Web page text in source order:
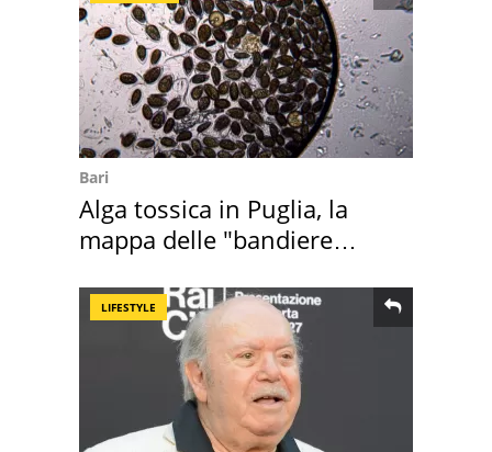
Bari
Alga tossica in Puglia, la
mappa delle "bandiere
LIFESTYLE